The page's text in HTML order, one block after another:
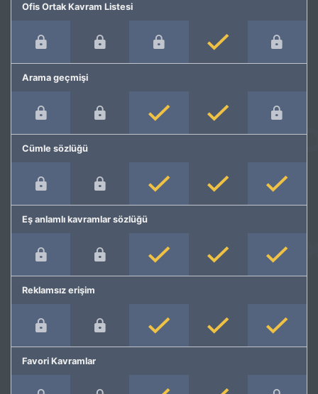
Ofis Ortak Kavram Listesi
Arama geçmişi
Cümle sözlüğü
Eş anlamlı kavramlar sözlüğü
Reklamsız erişim
Favori Kavramlar